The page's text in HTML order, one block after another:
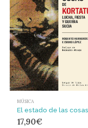
MÚSICA
17,90€